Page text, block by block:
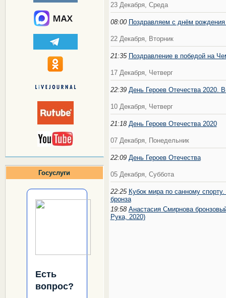
Госуслуги
Есть
вопрос?
23 Декабря, Среда
08:00 Поздравляем с днём
22 Декабря, Вторник
21:35 Поздравление в победой на
17 Декабря, Четверг
22:39 День Героев Отечества
10 Декабря, Четверг
21:18 День Героев Отечества 2020
07 Декабря, Понедельник
22:09 День Героев Отечества
05 Декабря, Суббота
22:25 Кубок мира по санному
бронза
19:58 Анастасия Смирнова
Рука, 2020)